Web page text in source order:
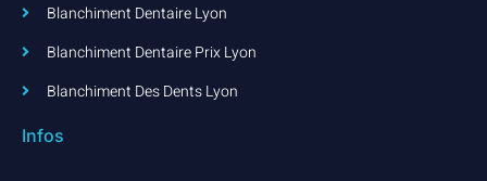
Blanchiment Dentaire Lyon
Blanchiment Dentaire Prix Lyon
Blanchiment Des Dents Lyon
Infos